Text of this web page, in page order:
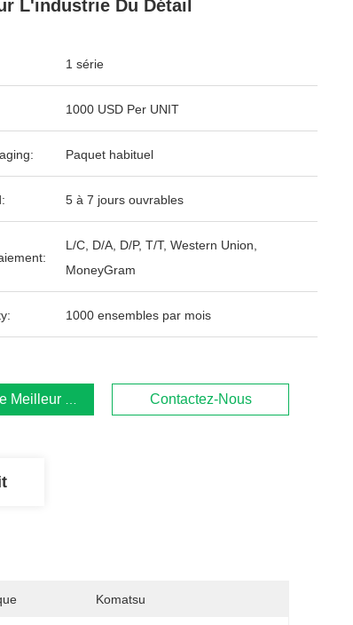
L'industrie Du Détail
1 série
1000 USD Per UNIT
Paquet habituel
5 à 7 jours ouvrables
L/C, D/A, D/P, T/T, Western Union,
MoneyGram
1000 ensembles par mois
Meilleur Prix Contactez-Nous
Komatsu